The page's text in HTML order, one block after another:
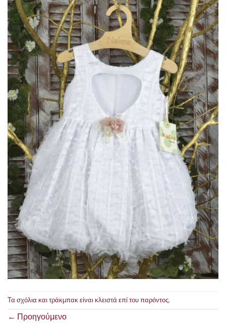
Τα σχόλια και τράκμπακ είναι κλειστά επί του παρόντος.
← Προηγούμενο